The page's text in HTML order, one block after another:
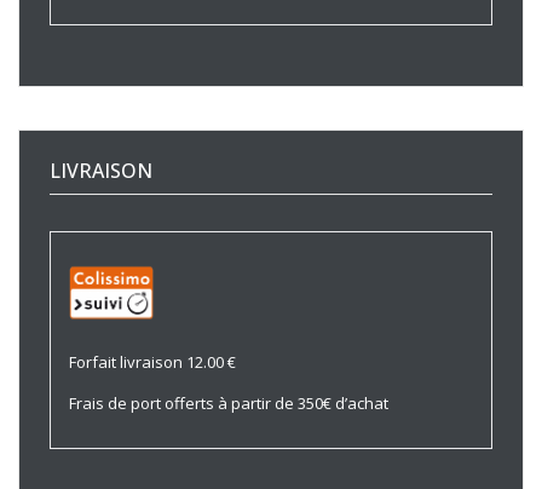
LIVRAISON
Forfait livraison 12.00 €
Frais de port offerts à partir de 350€ d’achat